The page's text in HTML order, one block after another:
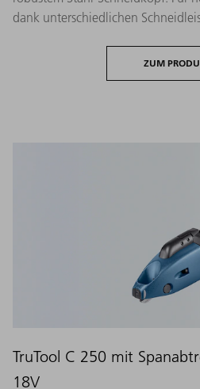
dank unterschiedlichen
ZUM
TruTool C 250 mit
18V